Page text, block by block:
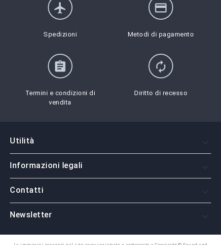
flight
Spedizioni
credit_card
Metodi di pagamento
assignment
Termini e condizioni di
vendita
autorenew
Diritto di recesso
Utilità
Informazioni legali
Contatti
Newsletter